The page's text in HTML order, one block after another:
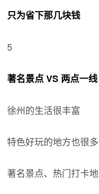
只为省下那几块钱
5
著名景点 VS 两点一线
徐州的生活很丰富
特色好玩的地方也很多
著名景点、热门打卡地